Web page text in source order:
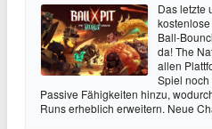
Das letzte
Ball-
da! The
allen
Spiel noch
Passive Fähigkeiten hinzu,
Runs erheblich erweitern. Neue